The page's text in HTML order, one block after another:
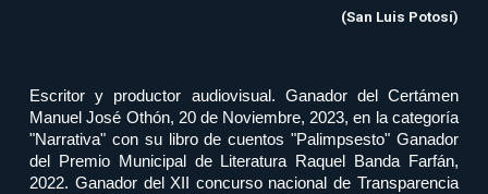
(San Luis Potosí)
Escritor y productor audiovisual. Ganador del Certámen
Manuel José Othón, 20 de Noviembre, 2023, en la categoría
"Narrativa" con su libro de cuentos "Palimpsesto" Ganador
del Premio Municipal de Literatura Raquel Banda Farfán,
2022. Ganador del XII concurso nacional de Transparencia